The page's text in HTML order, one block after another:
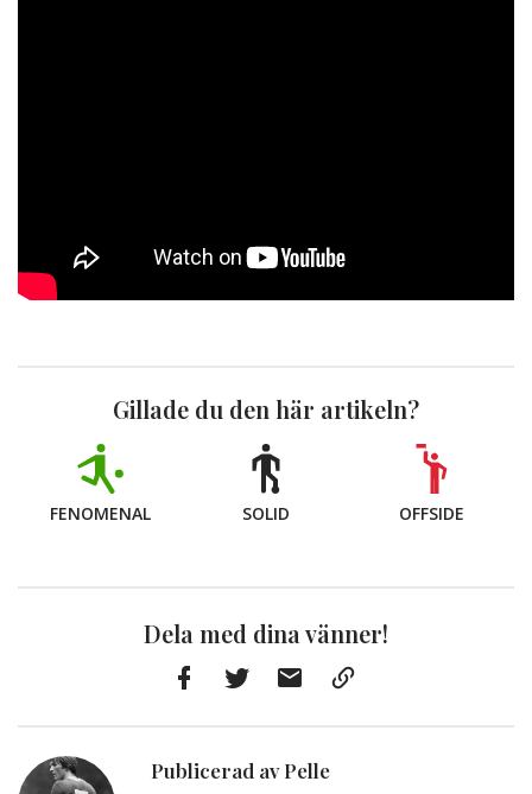
Gillade du den här artikeln?
FENOMENAL SOLID OFFSIDE
Dela med dina vänner!
Publicerad av Pelle